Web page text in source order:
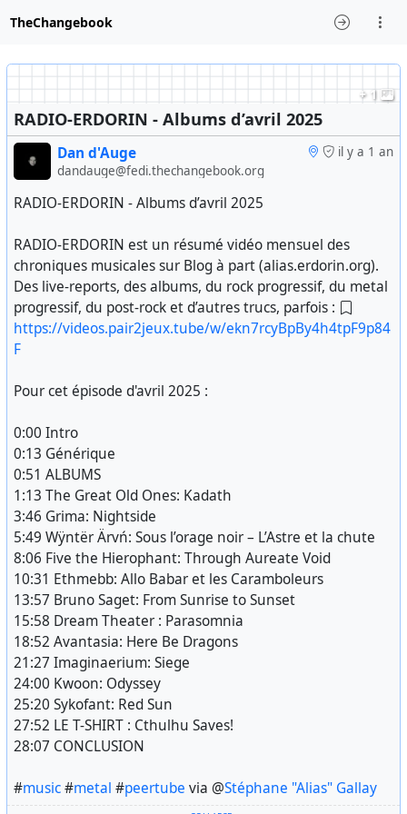
TheChangebook
+ 1
RADIO-ERDORIN - Albums d’avril 2025
il y a 1 an
Dan d'Auge
dandauge@fedi.thechangebook.org
RADIO-ERDORIN - Albums d’avril 2025
RADIO-ERDORIN est un résumé vidéo mensuel des
chroniques musicales sur Blog à part (alias.erdorin.org).
Des live-reports, des albums, du rock progressif, du metal
progressif, du post-rock et d’autres trucs, parfois :
https://videos.pair2jeux.tube/w/ekn7rcyBpBy4h4tpF9p84
F
Pour cet épisode d'avril 2025 :
0:00 Intro
0:13 Générique
0:51 ALBUMS
1:13 The Great Old Ones: Kadath
3:46 Grima: Nightside
5:49 Wÿntër Ärvń: Sous l’orage noir – L’Astre et la chute
8:06 Five the Hierophant: Through Aureate Void
10:31 Ethmebb: Allo Babar et les Caramboleurs
13:57 Bruno Saget: From Sunrise to Sunset
15:58 Dream Theater : Parasomnia
18:52 Avantasia: Here Be Dragons
21:27 Imaginaerium: Siege
24:00 Kwoon: Odyssey
25:20 Sykofant: Red Sun
27:52 LE T-SHIRT : Cthulhu Saves!
28:07 CONCLUSION
#music#metal #peertube via @Stéphane "Alias" Gallay